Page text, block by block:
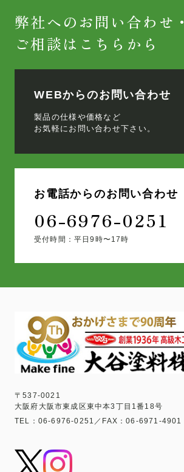
弊社へのお問い合わせ・
ご相談はこちらから
WEBからのお問い合わせ
製品の仕様や価格など
お気軽にお問い合わせ下さい。
お電話からのお問い合わせ
06-6976-0251
受付時間：平日9時〜17時
〒537-0021
大阪府大阪市東成区東中本3丁目1番18号
TEL：06-6976-0251／FAX：06-6971-4901